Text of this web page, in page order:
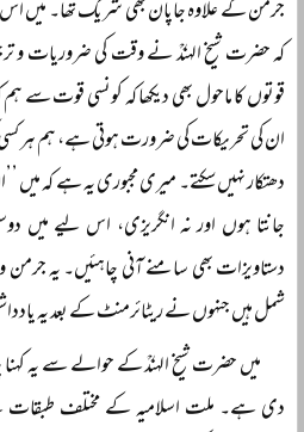
جرمن کے علاوہ جاپان بھی شریک تھا۔ میں
کہ حضرت شیخ الہندؒ نے وقت کی ضروریات و
قوتوں کا ماحول بھی دیکھا کہ کونسی قوت سے ہم
ان کی تحریکات کی ضرورت ہوتی ہے، ہم ہر کسی
دھتکار نہیں سکتے۔ میری مجبوری یہ ہے کہ میں
جانتا ہوں اور نہ انگریزی، اس لیے میں
دستاویزات بھی سامنے آنی چاہئیں۔ یہ
شمل ہیں جنہوں نے ریٹائرمنٹ کے بعد یہ
میں حضرت شیخ الہندؒ کے حوالے سے یہ
دی ہے۔ ملت اسلامیہ کے مختلف